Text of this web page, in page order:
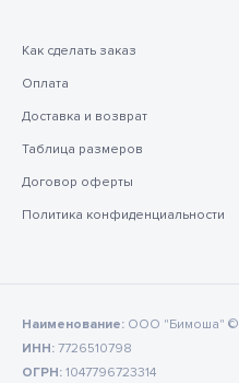
Как сделать заказ
Оплата
Доставка и возврат
Таблица размеров
Договор оферты
Политика конфиденциальности
Наименование: ООО "Бимоша" ©
ИНН: 7726510798
ОГРН: 1047796723314